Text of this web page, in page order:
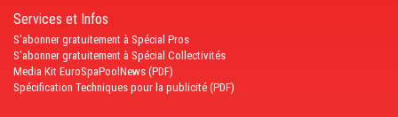
Services et Infos
S'abonner gratuitement à Spécial Pros
S'abonner gratuitement à Spécial Collectivités
Media Kit EuroSpaPoolNews (PDF)
Spécification Techniques pour la publicité (PDF)